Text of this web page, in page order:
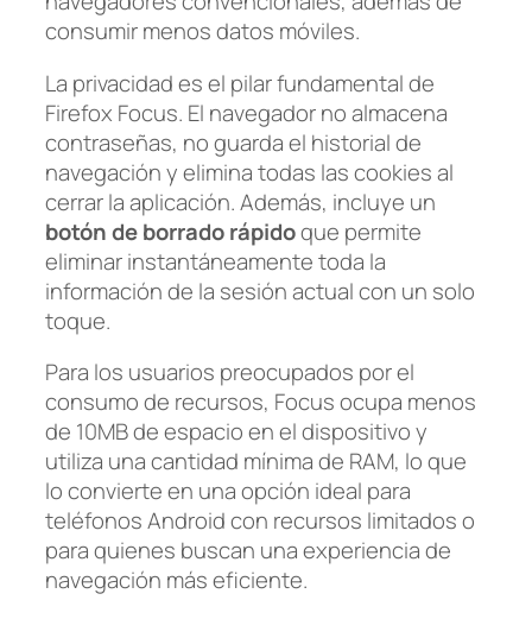
consumir menos datos móviles.
La privacidad es el pilar fundamental de
Firefox Focus. El navegador no almacena
contraseñas, no guarda el historial de
navegación y elimina todas las cookies al
cerrar la aplicación. Además, incluye un
botón de borrado rápidoque permite
eliminar instantáneamente toda la
información de la sesión actual con un solo
toque.
Para los usuarios preocupados por el
consumo de recursos, Focus ocupa menos
de 10MB de espacio en el dispositivo y
utiliza una cantidad mínima de RAM, lo que
lo convierte en una opción ideal para
teléfonos Android con recursos limitados o
para quienes buscan una experiencia de
navegación más eficiente.